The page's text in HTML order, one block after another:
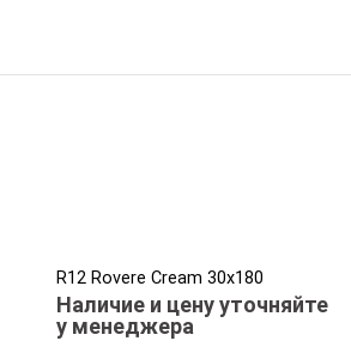
R12 Rovere Cream 30x180
Наличие и цену уточняйте
у менеджера